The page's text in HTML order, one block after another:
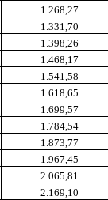
1.268,27
1.331,70
1.398,26
1.468,17
1.541,58
1.618,65
1.699,57
1.784,54
1.873,77
1.967,45
2.065,81
2.169,10